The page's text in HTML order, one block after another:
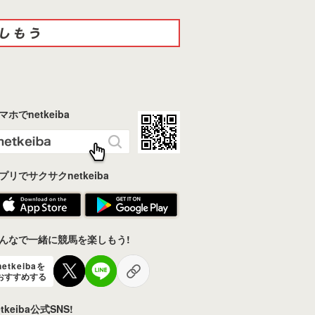
ホでnetkeiba
リでサクサクnetkeiba
なで一緒に競馬を楽しもう!
を
すすめする
公式SNS!